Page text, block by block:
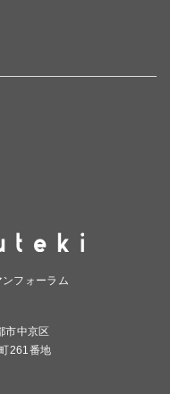
フォーラム
市中京区
261番地